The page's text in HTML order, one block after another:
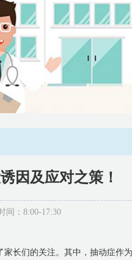
因及应对之策！
间：8:00-17:30
长们的关注。其中，抽动症作